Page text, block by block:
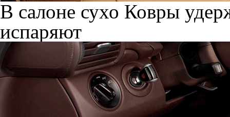
В салоне сухо Ковры
испаряют